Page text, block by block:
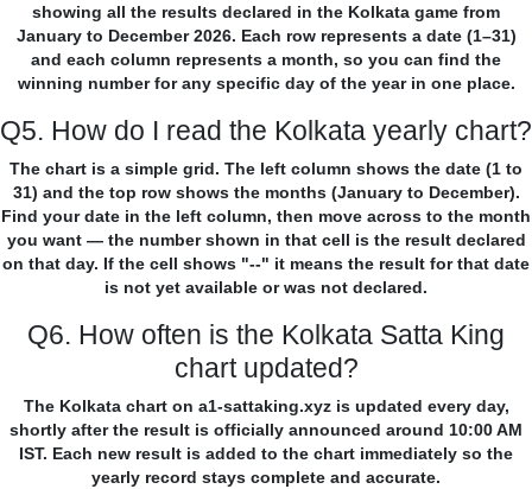
showing all the results declared in the Kolkata game from
January to December 2026. Each row represents a date (1–31)
and each column represents a month, so you can find the
winning number for any specific day of the year in one place.
Q5. How do I read the Kolkata yearly chart?
The chart is a simple grid. The left column shows the date (1 to
31) and the top row shows the months (January to December).
Find your date in the left column, then move across to the month
you want — the number shown in that cell is the result declared
on that day. If the cell shows "--" it means the result for that date
is not yet available or was not declared.
Q6. How often is the Kolkata Satta King
chart updated?
The Kolkata chart on a1-sattaking.xyz is updated every day,
shortly after the result is officially announced around 10:00 AM
IST. Each new result is added to the chart immediately so the
yearly record stays complete and accurate.